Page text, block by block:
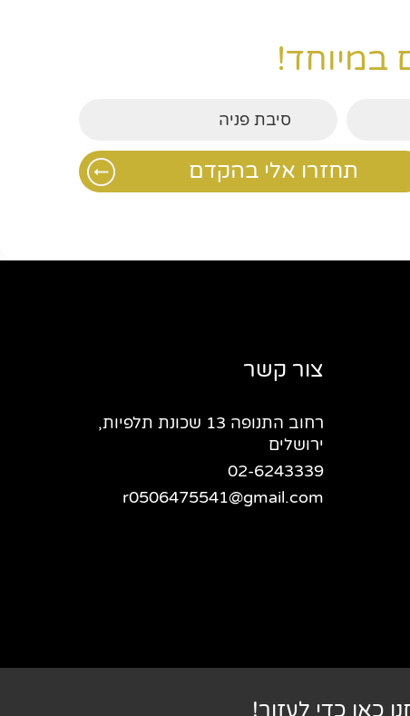
כאן כדי לעזור!
במיוחד!
צור קשר
רחוב התנופה 13 שכונת תלפיות,
ירושלים
02-6243339
r0506475541@gmail.com